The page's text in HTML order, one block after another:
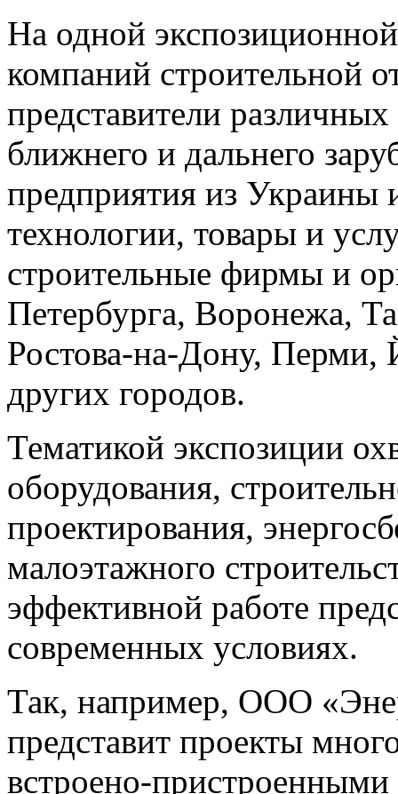
На одной
компаний строительной
представители
ближнего и дальнего
предприятия из Украины
технологии, товары и
строительные фирмы и
Петербурга, Воронежа,
Ростова-на-Дону,
других городов.
Тематикой экспозиции
оборудования,
проектирования,
малоэтажного
эффективной работе
современных условиях.
Так, например, ООО
представит проекты
встроено-